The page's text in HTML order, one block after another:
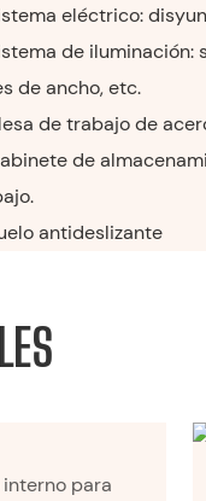
eléctrico:
de iluminación:
de ancho, etc.
de trabajo de
de
antideslizante
para